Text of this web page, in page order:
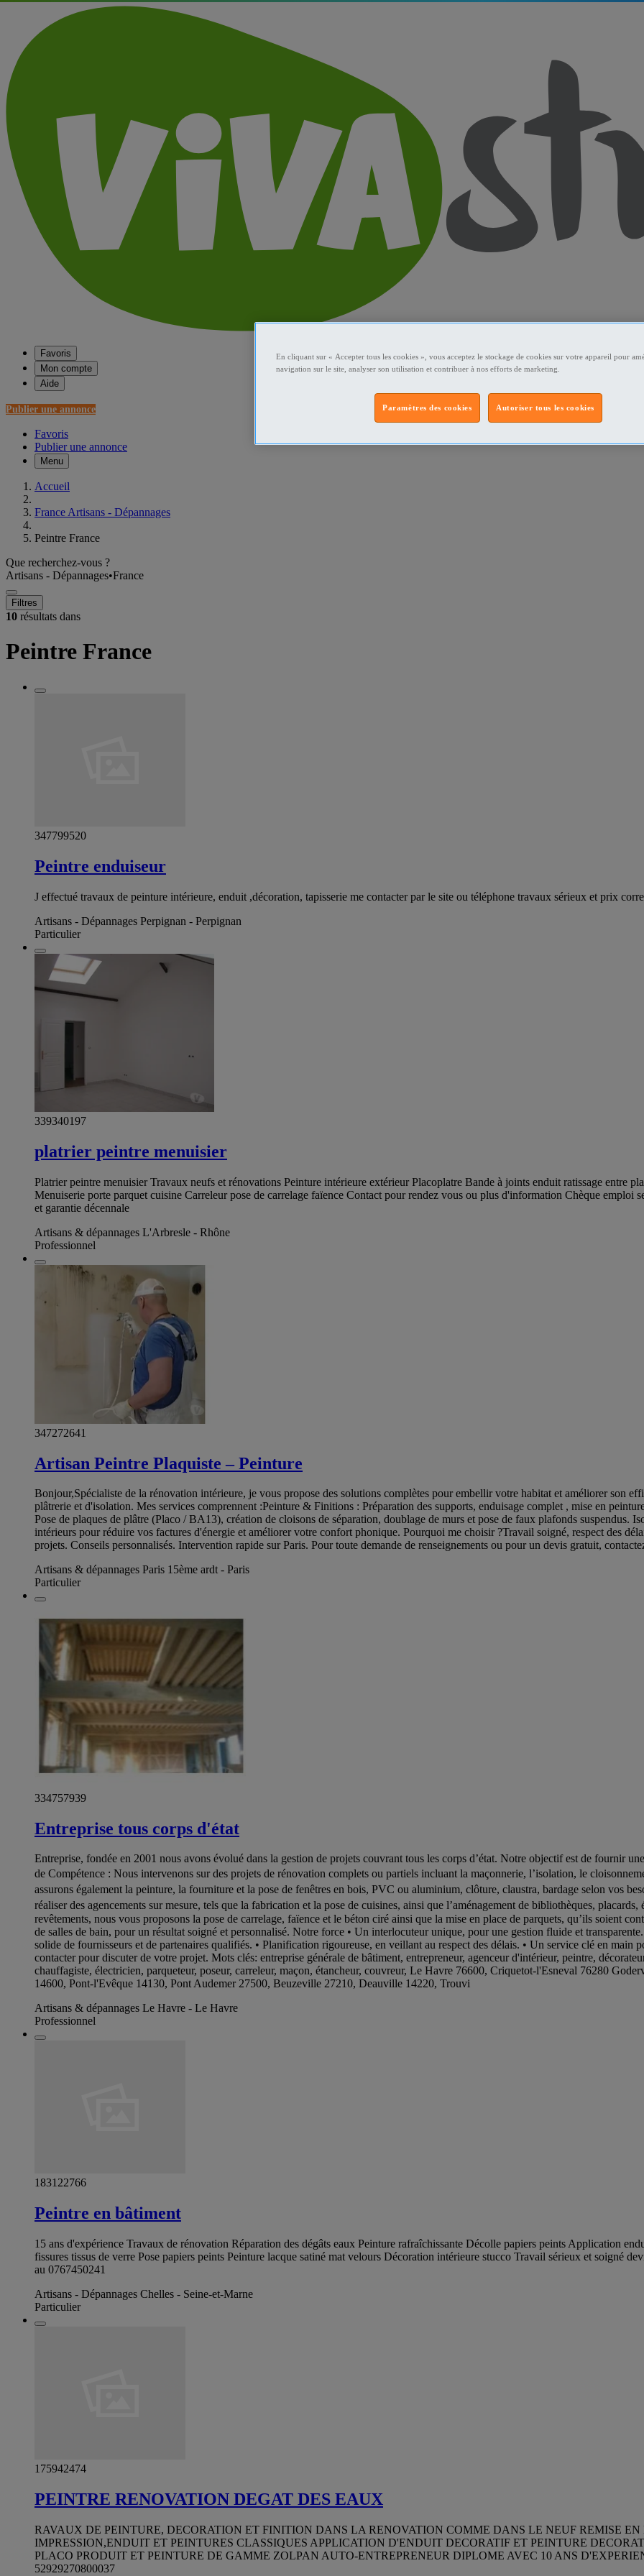
Favoris
Mon compte
Aide
Publier une annonce
Favoris
Publier une annonce
Menu
Accueil
France Artisans - Dépannages
Peintre France
Que recherchez-vous ?
Artisans - Dépannages•France
Filtres
10 résultats dans
Peintre France
347799520
Peintre enduiseur
J effectué travaux de peinture intérieure, enduit ,décoration, tapisserie me contacter par le site ou téléphone travaux sérieux et prix
Artisans - Dépannages Perpignan - Perpignan
Particulier
339340197
platrier peintre menuisier
Platrier peintre menuisier Travaux neufs et rénovations Peinture intérieure extérieur Placoplatre Bande à joints enduit ratissage entre
Menuiserie porte parquet cuisine Carreleur pose de carrelage faïence Contact pour rendez vous ou plus d'information Chèque emploi
et garantie décennale
Artisans & dépannages L'Arbresle - Rhône
Professionnel
347272641
Artisan Peintre Plaquiste – Peinture
Bonjour,Spécialiste de la rénovation intérieure, je vous propose des solutions complètes pour embellir votre habitat et améliorer son
plâtrerie et d'isolation. Mes services comprennent :Peinture & Finitions : Préparation des supports, enduisage complet , mise en
Pose de plaques de plâtre (Placo / BA13), création de cloisons de séparation, doublage de murs et pose de faux plafonds suspendus.
intérieurs pour réduire vos factures d'énergie et améliorer votre confort phonique. Pourquoi me choisir ?Travail soigné, respect des
projets. Conseils personnalisés. Intervention rapide sur Paris. Pour toute demande de renseignements ou pour un devis gratuit,
Artisans & dépannages Paris 15ème ardt - Paris
Particulier
334757939
Entreprise tous corps d'état
Entreprise, fondée en 2001 nous avons évolué dans la gestion de projets couvrant tous les corps d’état. Notre objectif est de fournir
de Compétence : Nous intervenons sur des projets de rénovation complets ou partiels incluant la maçonnerie, l’isolation, le
assurons également la peinture, la fourniture et la pose de fenêtres en bois, PVC ou aluminium, clôture, claustra, bardage selon vos
réaliser des agencements sur mesure, tels que la fabrication et la pose de cuisines, ainsi que l’aménagement de bibliothèques,
revêtements, nous vous proposons la pose de carrelage, faïence et le béton ciré ainsi que la mise en place de parquets, qu’ils soient
de salles de bain, pour un résultat soigné et personnalisé. Notre force • Un interlocuteur unique, pour une gestion fluide et
solide de fournisseurs et de partenaires qualifiés. • Planification rigoureuse, en veillant au respect des délais. • Un service clé en main
contacter pour discuter de votre projet. Mots clés: entreprise générale de bâtiment, entrepreneur, agenceur d'intérieur, peintre,
chauffagiste, électricien, parqueteur, poseur, carreleur, maçon, étancheur, couvreur, Le Havre 76600, Criquetot-l'Esneval 76280
14600, Pont-l'Evêque 14130, Pont Audemer 27500, Beuzeville 27210, Deauville 14220, Trouvi
Artisans & dépannages Le Havre - Le Havre
Professionnel
183122766
Peintre en bâtiment
15 ans d'expérience Travaux de rénovation Réparation des dégâts eaux Peinture rafraîchissante Décolle papiers peints Application
fissures tissus de verre Pose papiers peints Peinture lacque satiné mat velours Décoration intérieure stucco Travail sérieux et soigné
au 0767450241
Artisans - Dépannages Chelles - Seine-et-Marne
Particulier
175942474
PEINTRE RENOVATION DEGAT DES EAUX
RAVAUX DE PEINTURE, DECORATION ET FINITION DANS LA RENOVATION COMME DANS LE NEUF REMISE
IMPRESSION,ENDUIT ET PEINTURES CLASSIQUES APPLICATION D'ENDUIT DECORATIF ET PEINTURE
PLACO PRODUIT ET PEINTURE DE GAMME ZOLPAN AUTO-ENTREPRENEUR DIPLOME AVEC 10 ANS
52929270800037
En cliquant sur « Accepter tous les cookies », vous acceptez le stockage de cookies sur votre appareil pour
navigation sur le site, analyser son utilisation et contribuer à nos efforts de marketing.
Autoriser tous les cookies
Paramètres des cookies